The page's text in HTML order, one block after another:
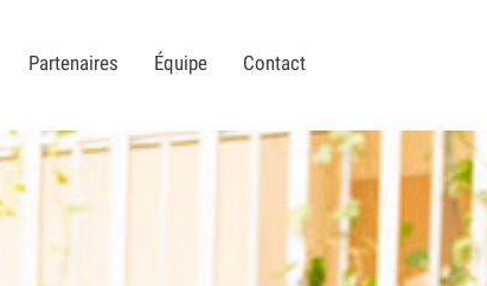
Partenaires Équipe Contact